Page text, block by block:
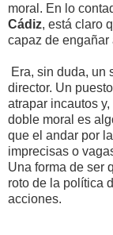
moral. En lo
Cádiz, está claro
capaz de
Era, sin duda, un
director. Un
atrapar incautos
doble moral es
que el andar por
imprecisas o
Una forma de ser
roto de la política
acciones.